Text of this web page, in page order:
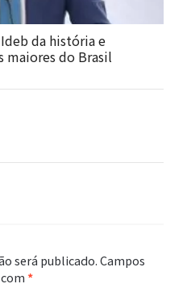
da história e
maiores do Brasil
será publicado.Campos
*